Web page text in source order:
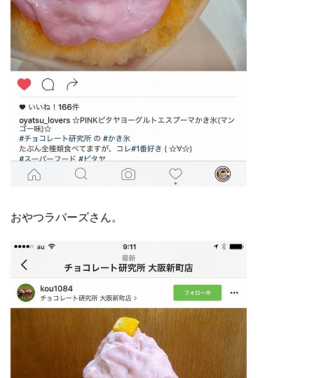
おやつラバーズさん。